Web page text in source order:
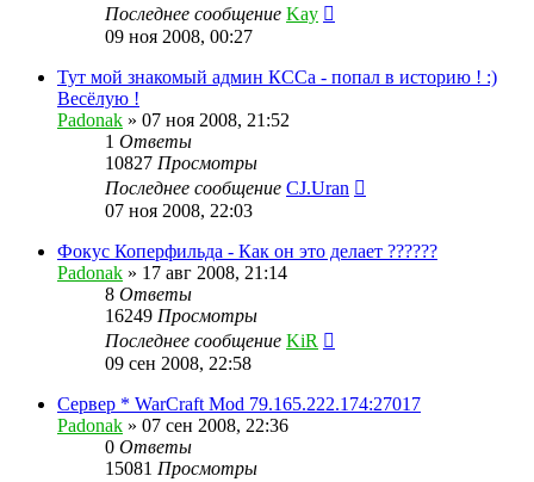
Последнее сообщение Kay
09 ноя 2008, 00:27
Тут мой знакомый админ КССа - попал в историю ! :)
Весёлую !
Padonak » 07 ноя 2008, 21:52
1 Ответы
10827 Просмотры
Последнее сообщение CJ.Uran
07 ноя 2008, 22:03
Фокус Коперфильда - Как он это делает ??????
Padonak » 17 авг 2008, 21:14
8 Ответы
16249 Просмотры
Последнее сообщение KiR
09 сен 2008, 22:58
Сервер * WarCraft Mod 79.165.222.174:27017
Padonak » 07 сен 2008, 22:36
0 Ответы
15081 Просмотры